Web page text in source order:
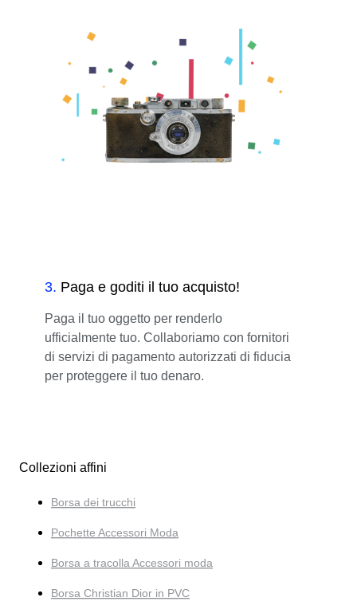
3. Paga e goditi il tuo acquisto!
Paga il tuo oggetto per renderlo
ufficialmente tuo. Collaboriamo con fornitori
di servizi di pagamento autorizzati di fiducia
per proteggere il tuo denaro.
Collezioni affini
Borsa dei trucchi
Pochette Accessori Moda
Borsa a tracolla Accessori moda
Borsa Christian Dior in PVC